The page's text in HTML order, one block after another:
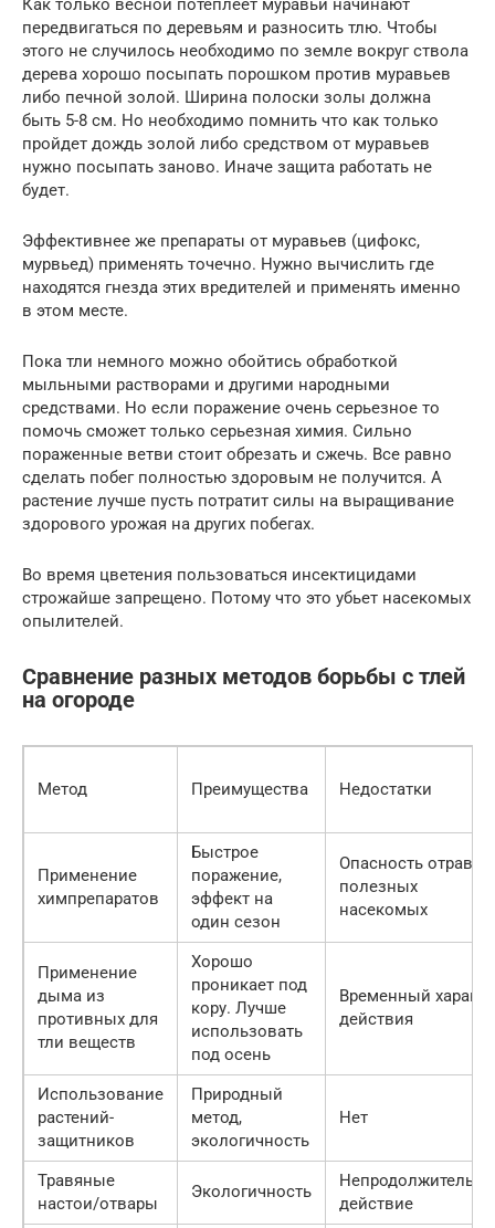
передвигаться по деревьям и разносить тлю. Чтобы
этого не случилось необходимо по земле вокруг ствола
дерева хорошо посыпать порошком против муравьев
либо печной золой. Ширина полоски золы должна
быть 5-8 см. Но необходимо помнить что как только
пройдет дождь золой либо средством от муравьев
нужно посыпать заново. Иначе защита работать не
будет.
Эффективнее же препараты от муравьев (цифокс,
мурвьед) применять точечно. Нужно вычислить где
находятся гнезда этих вредителей и применять именно
в этом месте.
Пока тли немного можно обойтись обработкой
мыльными растворами и другими народными
средствами. Но если поражение очень серьезное то
помочь сможет только серьезная химия. Сильно
пораженные ветви стоит обрезать и сжечь. Все равно
сделать побег полностью здоровым не получится. А
растение лучше пусть потратит силы на выращивание
здорового урожая на других побегах.
Во время цветения пользоваться инсектицидами
строжайше запрещено. Потому что это убьет насекомых
опылителей.
Сравнение разных методов борьбы с тлей
на огороде
Метод Преимущества Недостатки
Применение
химпрепаратов
Быстрое
поражение,
эффект на
один сезон
Опасность
полезных
насекомых
Применение
дыма из
противных для
тли веществ
Хорошо
проникает под
кору. Лучше
использовать
под осень
Временный
действия
Использование
растений-
защитников
Природный
метод,
экологичность
Нет
Травяные
настои/отвары
Экологичность
действие